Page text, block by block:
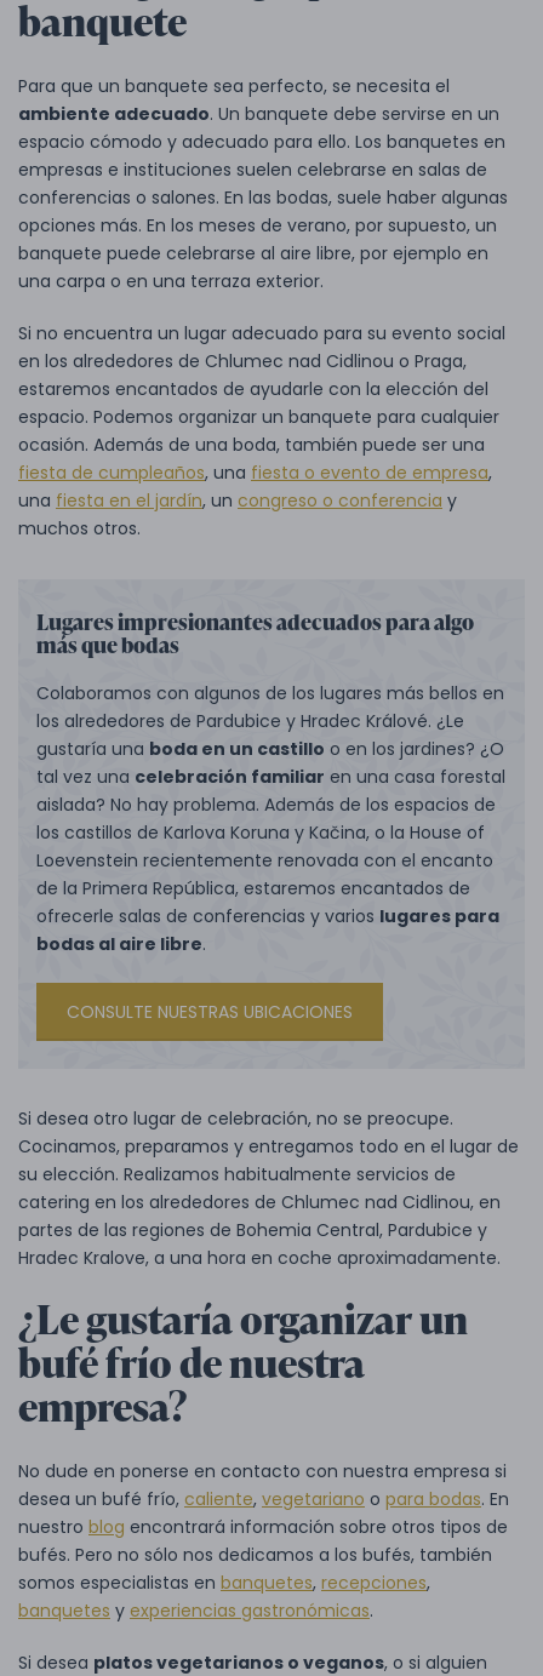
banquete
Para que un banquete sea perfecto, se necesita el
ambiente adecuado. Un banquete debe servirse en un
espacio cómodo y adecuado para ello. Los banquetes en
empresas e instituciones suelen celebrarse en salas de
conferencias o salones. En las bodas, suele haber algunas
opciones más. En los meses de verano, por supuesto, un
banquete puede celebrarse al aire libre, por ejemplo en
una carpa o en una terraza exterior.
Si no encuentra un lugar adecuado para su evento social
en los alrededores de Chlumec nad Cidlinou o Praga,
estaremos encantados de ayudarle con la elección del
espacio. Podemos organizar un banquete para cualquier
ocasión. Además de una boda, también puede ser una
fiesta de cumpleaños, una fiesta o evento de empresa,
una fiesta en el jardín, un congreso o conferencia y
muchos otros.
Lugares impresionantes adecuados para algo
más que bodas
Colaboramos con algunos de los lugares más bellos en
los alrededores de Pardubice y Hradec Králové. ¿Le
gustaría una boda en un castillo o en los jardines? ¿O
tal vez una celebración familiar en una casa forestal
aislada? No hay problema. Además de los espacios de
los castillos de Karlova Koruna y Kačina, o la House of
Loevenstein recientemente renovada con el encanto
de la Primera República, estaremos encantados de
ofrecerle salas de conferencias y varios lugares para
bodas al aire libre.
CONSULTE NUESTRAS UBICACIONES
Si desea otro lugar de celebración, no se preocupe.
Cocinamos, preparamos y entregamos todo en el lugar de
su elección. Realizamos habitualmente servicios de
catering en los alrededores de Chlumec nad Cidlinou, en
partes de las regiones de Bohemia Central, Pardubice y
Hradec Kralove, a una hora en coche aproximadamente.
¿Le gustaría organizar un
bufé frío de nuestra
empresa?
No dude en ponerse en contacto con nuestra empresa si
desea un bufé frío, caliente, vegetariano o para bodas. En
nuestro blog encontrará información sobre otros tipos de
bufés. Pero no sólo nos dedicamos a los bufés, también
somos especialistas en banquetes, recepciones,
banquetes y experiencias gastronómicas.
Si desea platos vegetarianos o veganos, o si alguien